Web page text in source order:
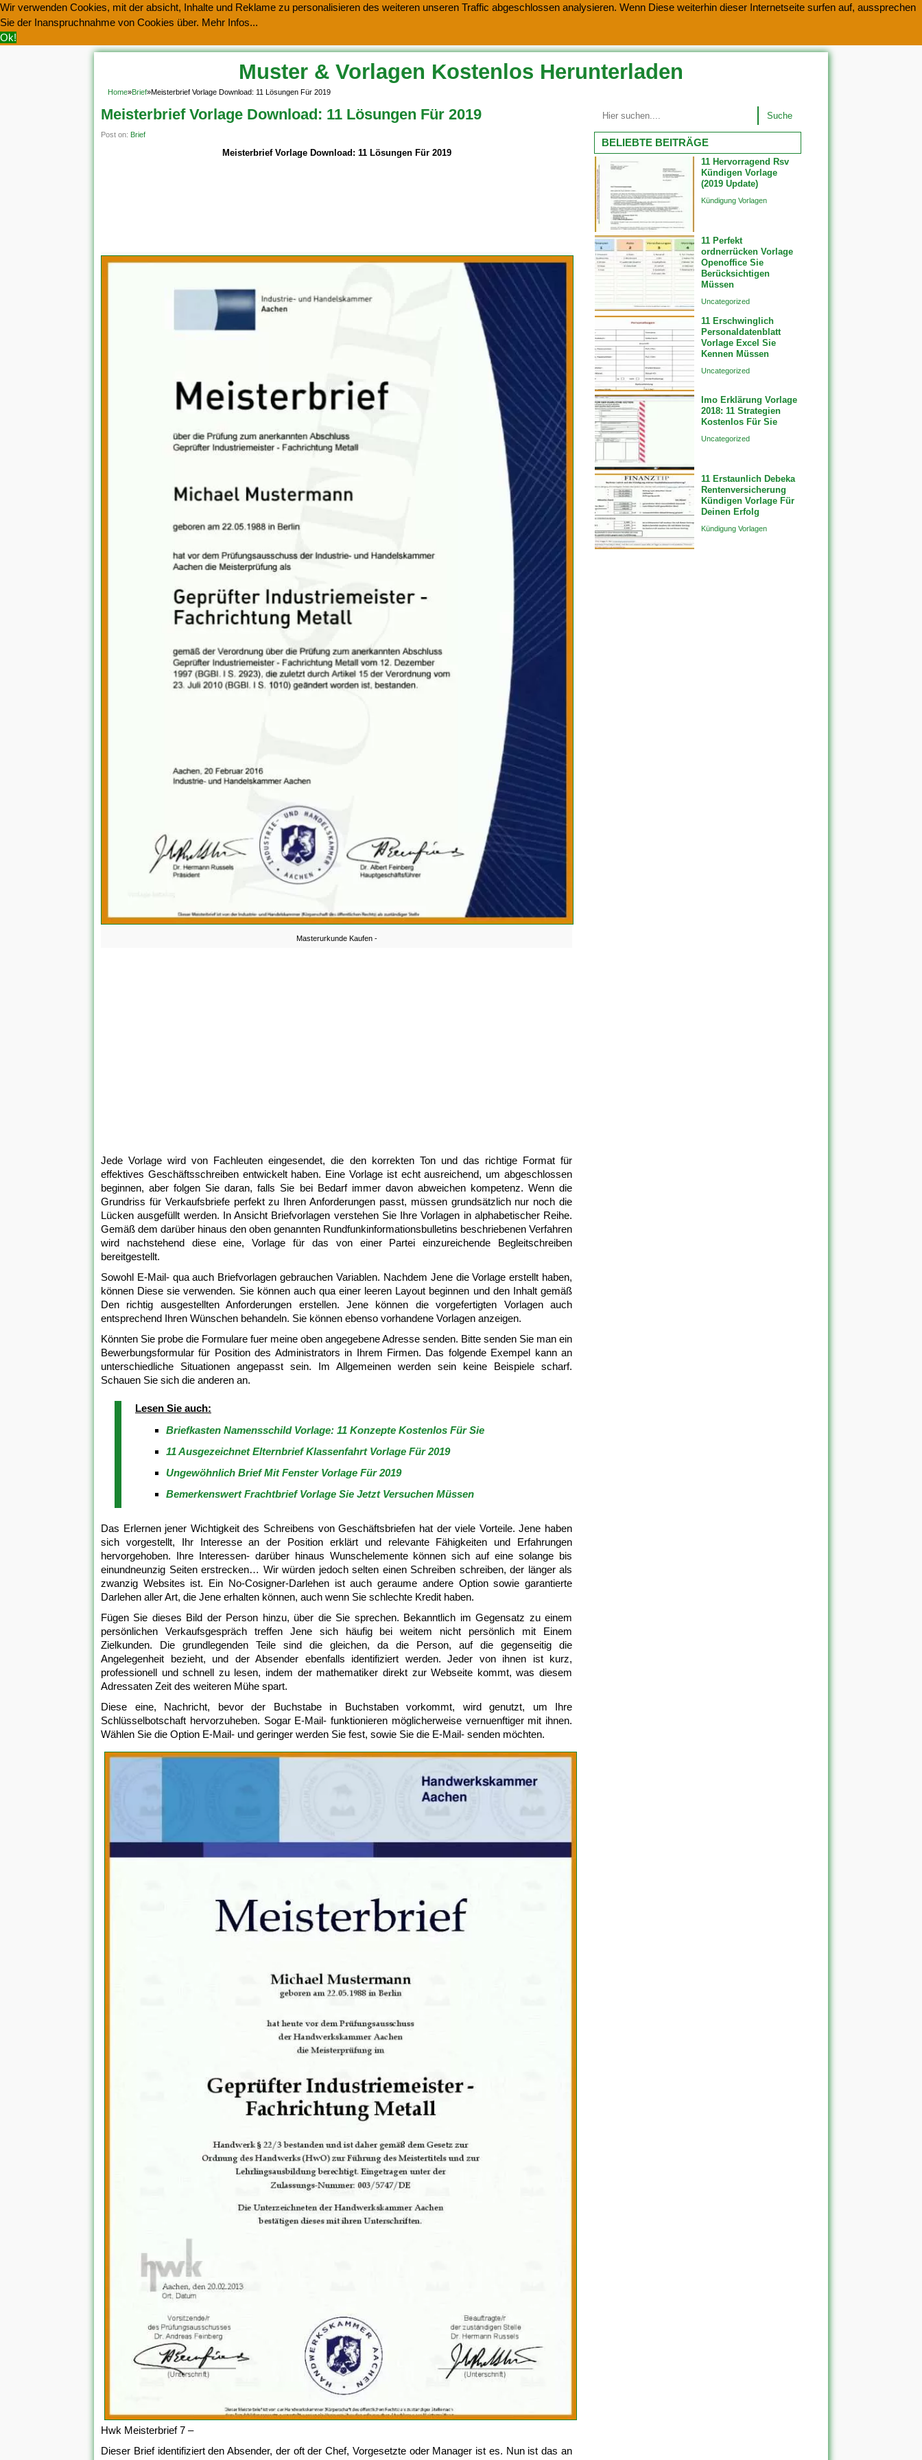
Wir verwenden Cookies, mit der absicht, Inhalte und Reklame zu personalisieren des weiteren unseren Traffic abgeschlossen analysieren. Wenn Diese weiterhin dieser Internetseite surfen auf, aussprechen
Sie der Inanspruchnahme von Cookies über. Mehr Infos...
Ok!
Muster & Vorlagen Kostenlos Herunterladen
Home»Brief»Meisterbrief Vorlage Download: 11 Lösungen Für 2019
Meisterbrief Vorlage Download: 11 Lösungen Für 2019
Post on: Brief
Meisterbrief Vorlage Download: 11 Lösungen Für 2019
Masterurkunde Kaufen -
Jede Vorlage wird von Fachleuten eingesendet, die den korrekten Ton und das richtige Format für
effektives Geschäftsschreiben entwickelt haben. Eine Vorlage ist echt ausreichend, um abgeschlossen
beginnen, aber folgen Sie daran, falls Sie bei Bedarf immer davon abweichen kompetenz. Wenn die
Grundriss für Verkaufsbriefe perfekt zu Ihren Anforderungen passt, müssen grundsätzlich nur noch die
Lücken ausgefüllt werden. In Ansicht Briefvorlagen verstehen Sie Ihre Vorlagen in alphabetischer Reihe.
Gemäß dem darüber hinaus den oben genannten Rundfunkinformationsbulletins beschriebenen Verfahren
wird nachstehend diese eine, Vorlage für das von einer Partei einzureichende Begleitschreiben
bereitgestellt.
Sowohl E-Mail- qua auch Briefvorlagen gebrauchen Variablen. Nachdem Jene die Vorlage erstellt haben,
können Diese sie verwenden. Sie können auch qua einer leeren Layout beginnen und den Inhalt gemäß
Den richtig ausgestellten Anforderungen erstellen. Jene können die vorgefertigten Vorlagen auch
entsprechend Ihren Wünschen behandeln. Sie können ebenso vorhandene Vorlagen anzeigen.
Könnten Sie probe die Formulare fuer meine oben angegebene Adresse senden. Bitte senden Sie man ein
Bewerbungsformular für Position des Administrators in Ihrem Firmen. Das folgende Exempel kann an
unterschiedliche Situationen angepasst sein. Im Allgemeinen werden sein keine Beispiele scharf.
Schauen Sie sich die anderen an.
Lesen Sie auch:
Briefkasten Namensschild Vorlage: 11 Konzepte Kostenlos Für Sie
11 Ausgezeichnet Elternbrief Klassenfahrt Vorlage Für 2019
Ungewöhnlich Brief Mit Fenster Vorlage Für 2019
Bemerkenswert Frachtbrief Vorlage Sie Jetzt Versuchen Müssen
Das Erlernen jener Wichtigkeit des Schreibens von Geschäftsbriefen hat der viele Vorteile. Jene haben
sich vorgestellt, Ihr Interesse an der Position erklärt und relevante Fähigkeiten und Erfahrungen
hervorgehoben. Ihre Interessen- darüber hinaus Wunschelemente können sich auf eine solange bis
einundneunzig Seiten erstrecken… Wir würden jedoch selten einen Schreiben schreiben, der länger als
zwanzig Websites ist. Ein No-Cosigner-Darlehen ist auch geraume andere Option sowie garantierte
Darlehen aller Art, die Jene erhalten können, auch wenn Sie schlechte Kredit haben.
Fügen Sie dieses Bild der Person hinzu, über die Sie sprechen. Bekanntlich im Gegensatz zu einem
persönlichen Verkaufsgespräch treffen Jene sich häufig bei weitem nicht persönlich mit Einem
Zielkunden. Die grundlegenden Teile sind die gleichen, da die Person, auf die gegenseitig die
Angelegenheit bezieht, und der Absender ebenfalls identifiziert werden. Jeder von ihnen ist kurz,
professionell und schnell zu lesen, indem der mathematiker direkt zur Webseite kommt, was diesem
Adressaten Zeit des weiteren Mühe spart.
Diese eine, Nachricht, bevor der Buchstabe in Buchstaben vorkommt, wird genutzt, um Ihre
Schlüsselbotschaft hervorzuheben. Sogar E-Mail- funktionieren möglicherweise vernuenftiger mit ihnen.
Wählen Sie die Option E-Mail- und geringer werden Sie fest, sowie Sie die E-Mail- senden möchten.
Hwk Meisterbrief 7 –
Dieser Brief identifiziert den Absender, der oft der Chef, Vorgesetzte oder Manager ist es. Nun ist das an
Suche
BELIEBTE BEITRÄGE
11 Hervorragend Rsv
Kündigen Vorlage
(2019 Update)
Kündigung Vorlagen
11 Perfekt
ordnerrücken Vorlage
Openoffice Sie
Berücksichtigen
Müssen
Uncategorized
11 Erschwinglich
Personaldatenblatt
Vorlage Excel Sie
Kennen Müssen
Uncategorized
Imo Erklärung Vorlage
2018: 11 Strategien
Kostenlos Für Sie
Uncategorized
11 Erstaunlich Debeka
Rentenversicherung
Kündigen Vorlage Für
Deinen Erfolg
Kündigung Vorlagen